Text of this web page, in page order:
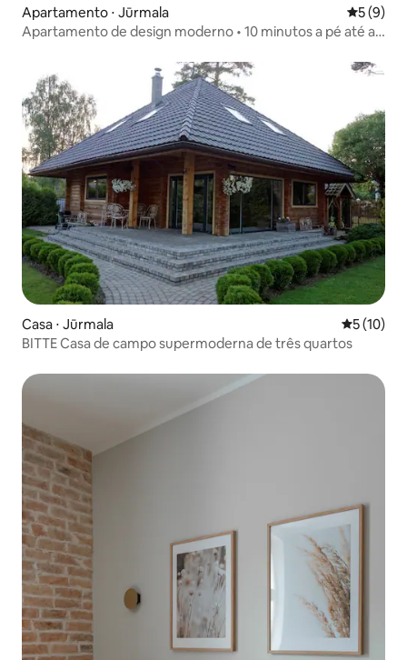
Apartamento ⋅ Jūrmala 5 de
5 (9)
Apartamento de design moderno • 10 minutos a pé até a
Casa ⋅ Jūrmala 5 de uma
5 (10)
BITTE Casa de campo supermoderna de três quartos